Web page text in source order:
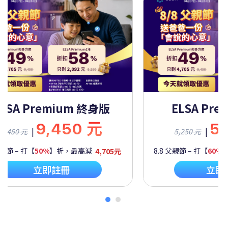
版
4,705元
ELSA Premium 一年
5,250 元 5,250 元
8.8 父親節 – 打【60% 】折，最高減2,092元